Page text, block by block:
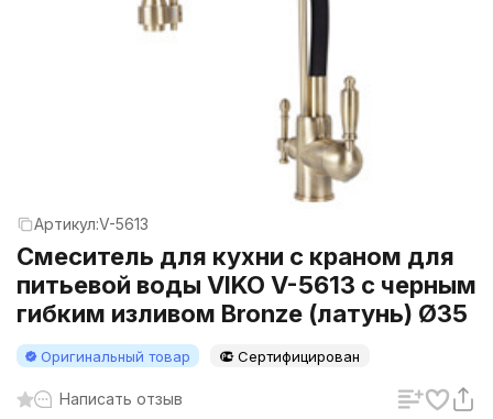
Артикул:V-5613
Смеситель для кухни с краном для
питьевой воды VIKO V-5613 с черным
гибким изливом Bronze (латунь) Ø35
Оригинальный товар Сертифицирован
Написать отзыв